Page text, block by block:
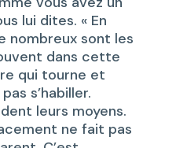
lui dites. « En
nombreux sont les
dans cette
qui tourne et
s’habiller.
leurs moyens.
ne fait pas